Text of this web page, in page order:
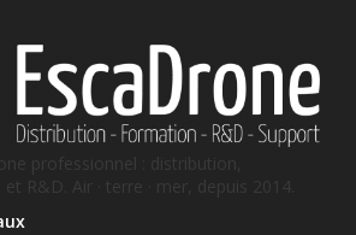
professionnel : distribution,
R&D. Air · terre · mer, depuis 2014.